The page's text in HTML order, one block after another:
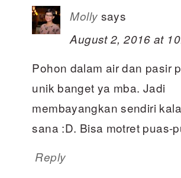
Molly says
August 2, 2016 at
Pohon dalam air dan pasir
unik banget ya mba. Jadi
membayangkan sendiri
sana :D. Bisa motret puas-
Reply